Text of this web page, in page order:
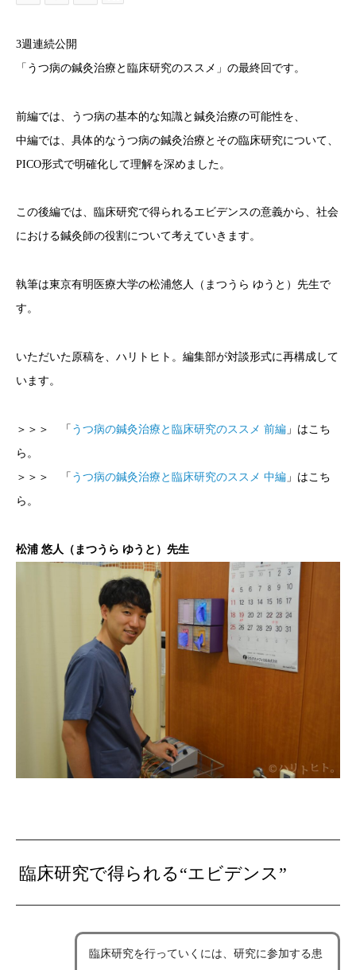
3週連続公開
「うつ病の鍼灸治療と臨床研究のススメ」の最終回です。
前編では、うつ病の基本的な知識と鍼灸治療の可能性を、
中編では、具体的なうつ病の鍼灸治療とその臨床研究について、
PICO形式で明確化して理解を深めました。
この後編では、臨床研究で得られるエビデンスの意義から、社会
における鍼灸師の役割について考えていきます。
執筆は東京有明医療大学の松浦悠人（まつうら ゆうと）先生で
す。
いただいた原稿を、 ハリトヒト。編集部が対談形式に再構成して
います。
＞＞＞ 「 うつ病の鍼灸治療と臨床研究のススメ 前編 」はこち
ら。
＞＞＞ 「 うつ病の鍼灸治療と臨床研究のススメ 中編 」はこち
ら。
松浦 悠人（まつうら ゆうと）先生
臨床研究で得られる“エビデンス”
臨床研究を行っていくには、研究に参加する患